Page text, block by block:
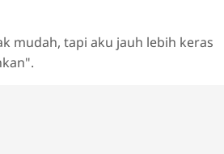
mudah, tapi aku jauh lebih keras